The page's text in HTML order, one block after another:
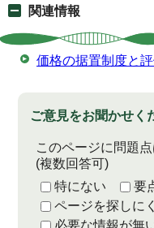
関連情報
価格の据置制度と評
ご意見をお聞かせく
このページに問題
(複数回答可)
特にない
要
ページを探しに